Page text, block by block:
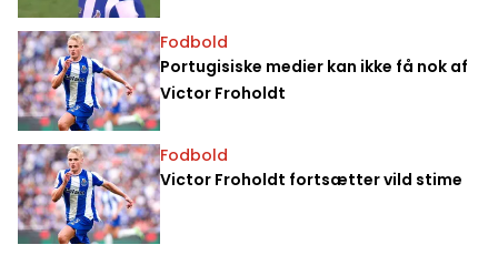
Fodbold
Portugisiske medier kan ikke få nok af
Victor Froholdt
Fodbold
Victor Froholdt fortsætter vild stime